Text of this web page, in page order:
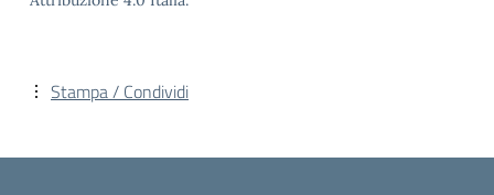
Stampa / Condividi